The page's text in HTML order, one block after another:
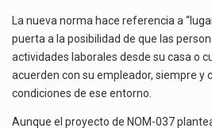
La nueva norma hace referencia a
puerta a la posibilidad de que las
actividades laborales desde su casa o
acuerden con su empleador, siempre y
condiciones de ese entorno.
Aunque el proyecto de NOM-037